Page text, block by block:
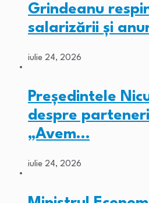
Grindeanu
salarizării și
iulie 24, 2026
Președintele
despre
„Avem…
iulie 24, 2026